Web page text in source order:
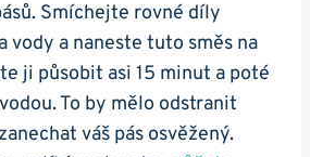
Smíchejte rovné​ díly
vody a ⁣naneste tuto ⁣směs na
ji působit asi 15 minut a poté
To by mělo odstranit
váš pás osvěžený.